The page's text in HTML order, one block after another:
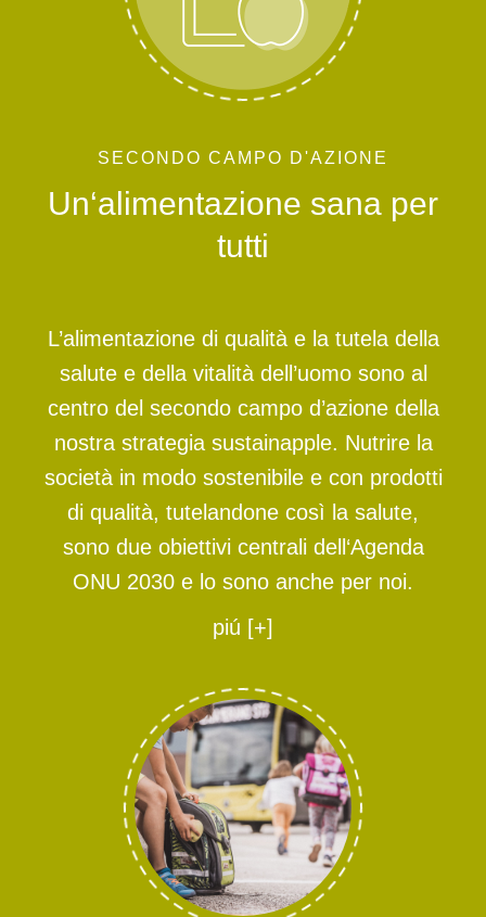
SECONDO CAMPO D'AZIONE
Un‘alimentazione sana per
tutti
L’alimentazione di qualità e la tutela della
salute e della vitalità dell’uomo sono al
centro del secondo campo d’azione della
nostra strategia sustainapple. Nutrire la
società in modo sostenibile e con prodotti
di qualità, tutelandone così la salute,
sono due obiettivi centrali dell‘Agenda
ONU 2030 e lo sono anche per noi.
piú [+]